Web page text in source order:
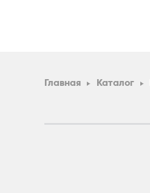
Главная Каталог